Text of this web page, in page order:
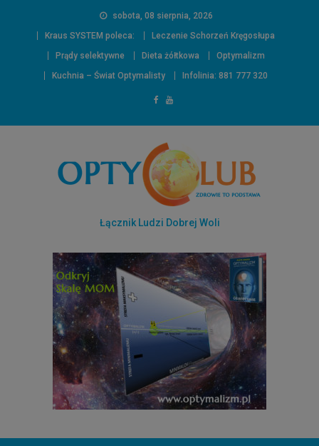
sobota, 08 sierpnia, 2026
Kraus SYSTEM poleca:
Leczenie Schorzeń Kręgosłupa
Prądy selektywne
Dieta żółtkowa
Optymalizm
Kuchnia – Świat Optymalisty
Infolinia: 881 777 320
Łącznik Ludzi Dobrej Woli